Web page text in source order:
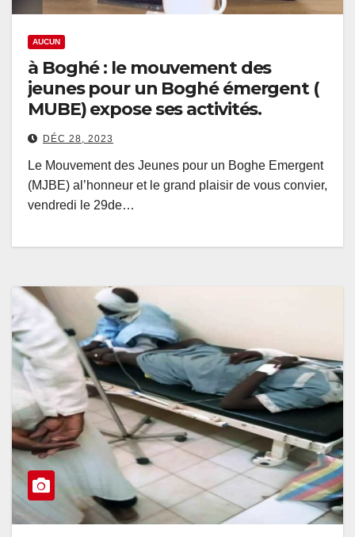
AUCUN
à Boghé : le mouvement des
jeunes pour un Boghé émergent (
MUBE) expose ses activités.
DÉC 28, 2023
Le Mouvement des Jeunes pour un Boghe Emergent
(MJBE) al’honneur et le grand plaisir de vous convier,
vendredi le 29de…